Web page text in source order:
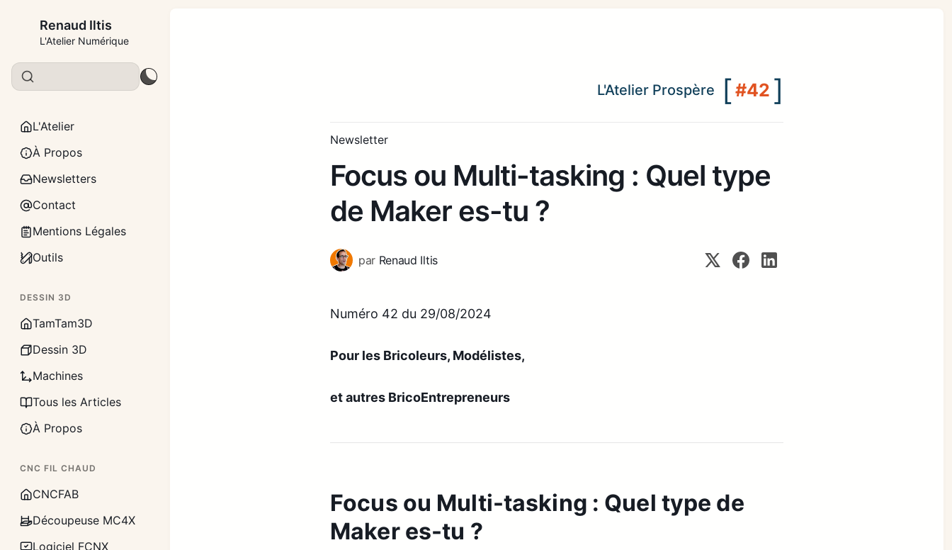
Renaud Iltis
L'Atelier Numérique
L'Atelier
À Propos
Newsletters
Contact
Mentions Légales
Outils
DESSIN 3D
TamTam3D
Dessin 3D
Machines
Tous les Articles
À Propos
CNC FIL CHAUD
CNCFAB
Découpeuse MC4X
Logiciel FCNX
L'Atelier Prospère [#42 ]
Newsletter
Focus ou Multi-tasking : Quel type
de Maker es-tu ?
par Renaud Iltis
Numéro 42 du 29/08/2024
Pour les Bricoleurs, Modélistes,
et autres BricoEntrepreneurs
Focus ou Multi-tasking : Quel type de
Maker es-tu ?